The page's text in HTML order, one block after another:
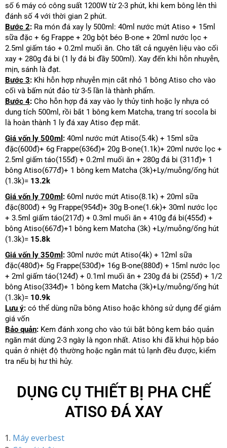
số 6 máy có công suất 1200W từ 2-3 phút, khi kem bông lên thì
đánh số 4 với thời gian 2 phút.
Bước 2: Ra món đá xay ly 500ml: 40ml nước mứt Atiso + 15ml
sữa đặc + 6g Frappe + 20g bột béo B-one + 20ml nước lọc +
2.5ml giấm táo + 0.2ml muối ăn. Cho tất cả nguyên liệu vào cối
xay + 280g đá bi (1 ly đá bi đầy 500ml). Xay đến khi hỗn nhuyễn,
mịn, sánh là đạt.
Bước 3: Khi hỗn hợp nhuyễn mịn cắt nhỏ 1 bông Atiso cho vào
cối và bấm nút đảo từ 3-5 lần là thành phẩm.
Bước 4: Cho hỗn hợp đá xay vào ly thủy tinh hoặc ly nhựa có
dung tích 500ml, rồi bắt 1 bông kem Matcha, trang trí socola bi
là hoàn thành 1 ly đá xay Atiso đẹp mắt.
Giá vốn ly 500ml : 40ml nước mứt Atiso(5.4k) + 15ml sữa
đặc(600đ)+ 6g Frappe(636đ)+ 20g B-one(1.1k)+ 20ml nước lọc +
2.5ml giấm táo(155đ) + 0.2ml muối ăn + 280g đá bi (311đ)+ 1
bông Atiso(677đ)+ 1 bông kem Matcha (3k)+Ly/muỗng/ống hút
(1.3k)= 13.2k
Giá vốn ly 700ml : 60ml nước mứt Atiso(8.1k) + 20ml sữa
đặc(800đ) + 9g Frappe(954đ)+ 30g B-one(1.6k)+ 30ml nước lọc
+ 3.5ml giấm táo(217đ) + 0.3ml muối ăn + 410g đá bi(455đ) +
bông Atiso(667đ)+1 bông kem Matcha (3k) +Ly/muỗng/ống hút
(1.3k)= 15.8k
Giá vốn ly 350ml : 30ml nước mứt Atiso(4k) + 12ml sữa
đặc(480đ)+ 5g Frappe(530đ)+ 16g B-one(880đ) + 15ml nước lọc
+ 2ml giấm táo(124đ) + 0.1ml muối ăn + 230g đá bi (255đ) + 1/2
bông Atiso(334đ)+ 1 bông kem Matcha (3k)+Ly/muỗng/ống hút
(1.3k)= 10.9k
Lưu ý: có thể dùng nữa bông Atiso hoặc không sử dụng để giảm
giá vốn
Bảo quản: Kem đánh xong cho vào túi bắt bông kem bảo quản
ngăn mát dùng 2-3 ngày là ngon nhất. Atiso khi đã khui hộp bảo
quản ở nhiệt độ thường hoặc ngăn mát tủ lạnh đều được, kiểm
tra nếu bị hư thì hủy.
DỤNG CỤ THIẾT BỊ PHA CHẾ
ATISO ĐÁ XAY
Máy everbest